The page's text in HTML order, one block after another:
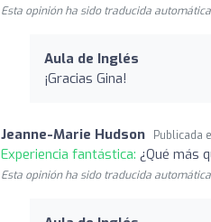
Esta opinión ha sido traducida
Aula de Inglés
¡Gracias Gina!
Jeanne-Marie Hudson Publicada
Experiencia fantástica: ¿Qué más
Esta opinión ha sido traducida